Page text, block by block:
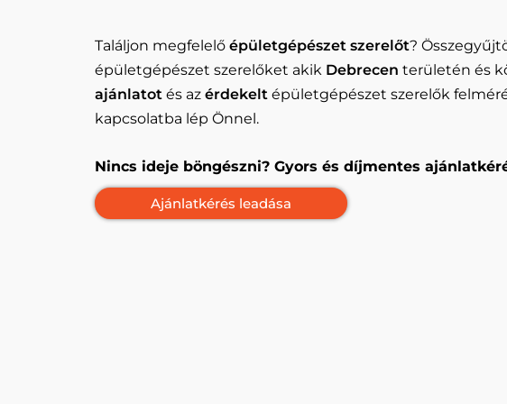
Találjon megfelelőépületgépészet szerelőt?
épületgépészet szerelőket akik Debrecen területén és
ajánlatot és azérdekelt épületgépészet szerelők
kapcsolatba lép Önnel.
Nincs ideje böngészni? Gyors és díjmentes